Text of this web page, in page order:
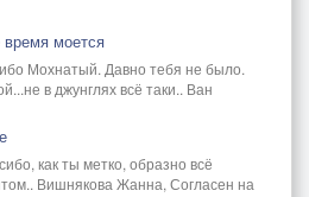
моется
Мохнатый. Давно тебя не было.
в джунглях всё таки.. Ван
как ты метко, образно всё
Вишнякова Жанна, Согласен на